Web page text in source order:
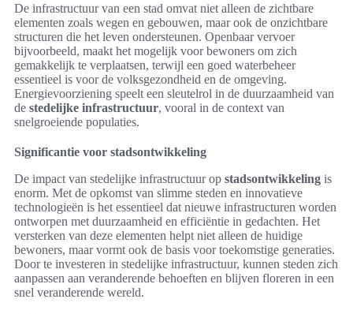
De infrastructuur van een stad omvat niet alleen de zichtbare
elementen zoals wegen en gebouwen, maar ook de onzichtbare
structuren die het leven ondersteunen. Openbaar vervoer
bijvoorbeeld, maakt het mogelijk voor bewoners om zich
gemakkelijk te verplaatsen, terwijl een goed waterbeheer
essentieel is voor de volksgezondheid en de omgeving.
Energievoorziening speelt een sleutelrol in de duurzaamheid van
de stedelijke infrastructuur, vooral in de context van
snelgroeiende populaties.
Significantie voor stadsontwikkeling
De impact van stedelijke infrastructuur op stadsontwikkeling is
enorm. Met de opkomst van slimme steden en innovatieve
technologieën is het essentieel dat nieuwe infrastructuren worden
ontworpen met duurzaamheid en efficiëntie in gedachten. Het
versterken van deze elementen helpt niet alleen de huidige
bewoners, maar vormt ook de basis voor toekomstige generaties.
Door te investeren in stedelijke infrastructuur, kunnen steden zich
aanpassen aan veranderende behoeften en blijven floreren in een
snel veranderende wereld.